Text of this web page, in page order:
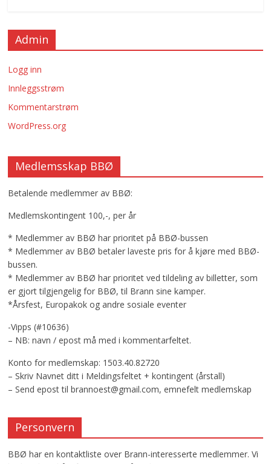
Admin
Logg inn
Innleggsstrøm
Kommentarstrøm
WordPress.org
Medlemsskap BBØ
Betalende medlemmer av BBØ:
Medlemskontingent 100,-, per år
* Medlemmer av BBØ har prioritet på BBØ-bussen
* Medlemmer av BBØ betaler laveste pris for å kjøre med BBØ-
bussen.
* Medlemmer av BBØ har prioritet ved tildeling av billetter, som
er gjort tilgjengelig for BBØ, til Brann sine kamper.
*Årsfest, Europakok og andre sosiale eventer
-Vipps (#10636)
– NB: navn / epost må med i kommentarfeltet.
Konto for medlemskap: 1503.40.82720
– Skriv Navnet ditt i Meldingsfeltet + kontingent (årstall)
– Send epost til brannoest@gmail.com, emnefelt medlemskap
Personvern
BBØ har en kontaktliste over Brann-interesserte medlemmer. Vi